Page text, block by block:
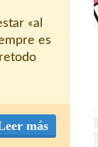
«al
es
más